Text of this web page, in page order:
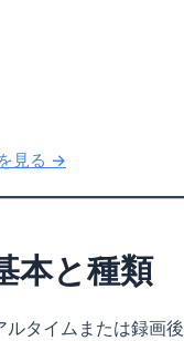
見る →
本と種類
タイムまたは録画